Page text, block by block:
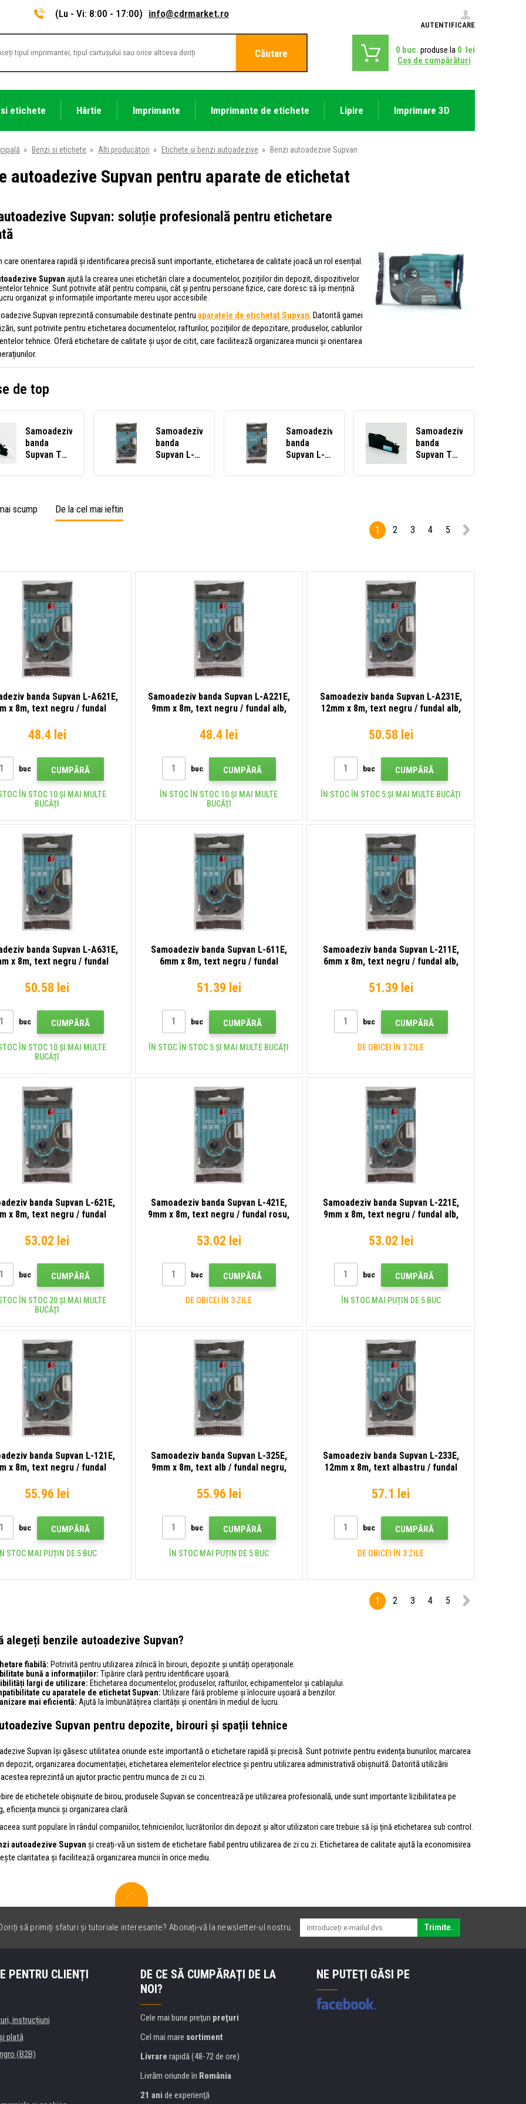
(Lu - Vi: 8:00 - 17:00) info@cdrmarket.ro
AUTENTIFICARE
Căutare 0 buc. produse la 0 lei
Coş de cumpărături
etichete Hârtie Imprimante Imprimante de etichete Lipire Imprimare 3D
» Benzi si etichete » Alti producători » Etichete și benzi autoadezive » Benzi autoadezive Supvan
autoadezive Supvan pentru aparate de etichetat
Supvan: soluție profesională pentru etichetare
care orientarea rapidă și identificarea precisă sunt importante, etichetarea de calitate joacă un rol esențial.
Supvan ajută la crearea unei etichetări clare a documentelor, pozițiilor din depozit, dispozitivelor
tehnice. Sunt potrivite atât pentru companii, cât și pentru persoane fizice, care doresc să își mențină
organizat și informațiile importante mereu ușor accesibile.
Supvan reprezintă consumabile destinate pentru aparatele de etichetat Supvan . Datorită gamei
sunt potrivite pentru etichetarea documentelor, rafturilor, pozițiilor de depozitare, produselor, cablurilor
tehnice. Oferă etichetare de calitate și ușor de citit, care facilitează organizarea muncii și orientarea
de top
Samoadeziv
banda
Supvan TP-
9mm x 16m,
Samoadeziv
banda
Supvan L-
12mm x 8m,
Samoadeziv
banda
Supvan L-
12mm x 8m,
Samoadeziv
banda
Supvan TP-
9mm x 16m,
scump
De la cel mai ieftin
1
2 3 4 5
banda Supvan L-A621E,
x 8m, text negru / fundal
48.4 lei
buc CUMPĂRĂ
ÎN STOC 10 ȘI MAI MULTE
BUCĂŢI
Samoadeziv banda Supvan L-A221E,
9mm x 8m, text negru / fundal alb,
48.4 lei
buc CUMPĂRĂ
ÎN STOC ÎN STOC 10 ȘI MAI MULTE
BUCĂŢI
Samoadeziv banda Supvan L-A231E,
12mm x 8m, text negru / fundal alb,
50.58 lei
buc CUMPĂRĂ
ÎN STOC ÎN STOC 5 ȘI MAI MULTE BUCĂŢI
banda Supvan L-A631E,
x 8m, text negru / fundal
50.58 lei
buc CUMPĂRĂ
ÎN STOC 10 ȘI MAI MULTE
BUCĂŢI
Samoadeziv banda Supvan L-611E,
6mm x 8m, text negru / fundal
51.39 lei
buc CUMPĂRĂ
ÎN STOC ÎN STOC 5 ȘI MAI MULTE BUCĂŢI
Samoadeziv banda Supvan L-211E,
6mm x 8m, text negru / fundal alb,
51.39 lei
buc CUMPĂRĂ
DE OBICEI ÎN 3 ZILE
banda Supvan L-621E,
x 8m, text negru / fundal
53.02 lei
buc CUMPĂRĂ
ÎN STOC 20 ȘI MAI MULTE
BUCĂŢI
Samoadeziv banda Supvan L-421E,
9mm x 8m, text negru / fundal rosu,
53.02 lei
buc CUMPĂRĂ
DE OBICEI ÎN 3 ZILE
Samoadeziv banda Supvan L-221E,
9mm x 8m, text negru / fundal alb,
53.02 lei
buc CUMPĂRĂ
ÎN STOC MAI PUȚIN DE 5 BUC
banda Supvan L-121E,
x 8m, text negru / fundal
55.96 lei
buc CUMPĂRĂ
ÎN STOC MAI PUȚIN DE 5 BUC
Samoadeziv banda Supvan L-325E,
9mm x 8m, text alb / fundal negru,
55.96 lei
buc CUMPĂRĂ
ÎN STOC MAI PUȚIN DE 5 BUC
Samoadeziv banda Supvan L-233E,
12mm x 8m, text albastru / fundal
57.1 lei
buc CUMPĂRĂ
DE OBICEI ÎN 3 ZILE
1 2 3 4 5
alegeți benzile autoadezive Supvan?
fiabilă: Potrivită pentru utilizarea zilnică în birouri, depozite și unități operaționale.
bună a informațiilor: Tipărire clară pentru identificare ușoară.
largi de utilizare: Etichetarea documentelor, produselor, rafturilor, echipamentelor și cablajului.
cu aparatele de etichetat Supvan: Utilizare fără probleme și înlocuire ușoară a benzilor.
mai eficientă: Ajută la îmbunătățirea clarității și orientării în mediul de lucru.
Supvan pentru depozite, birouri și spații tehnice
Supvan își găsesc utilitatea oriunde este importantă o etichetare rapidă și precisă. Sunt potrivite pentru evidența bunurilor, marcarea
depozit, organizarea documentației, etichetarea elementelor electrice și pentru utilizarea administrativă obișnuită. Datorită utilizării
reprezintă un ajutor practic pentru munca de zi cu zi.
de etichetele obișnuite de birou, produsele Supvan se concentrează pe utilizarea profesională, unde sunt importante lizibilitatea pe
eficiența muncii și organizarea clară.
sunt populare în rândul companiilor, tehnicienilor, lucrătorilor din depozit și altor utilizatori care trebuie să își țină etichetarea sub control.
autoadezive Supvan și creați-vă un sistem de etichetare fiabil pentru utilizarea de zi cu zi. Etichetarea de calitate ajută la economisirea
claritatea și facilitează organizarea muncii în orice mediu.
să primiți sfaturi și tutoriale interesante? Abonați-vă la newsletter-ul nostru. Trimite.
PENTRU CLIENȚI
instrucțiuni
plată
(B2B)
DE CE SĂ CUMPĂRAȚI DE LA
NOI?
Cele mai bune preţuri preţuri
Cel mai mare sortiment
Livrare rapidă (48-72 de ore)
Livrăm oriunde în România
21 ani de experienţă
NE PUTEŢI GĂSI PE